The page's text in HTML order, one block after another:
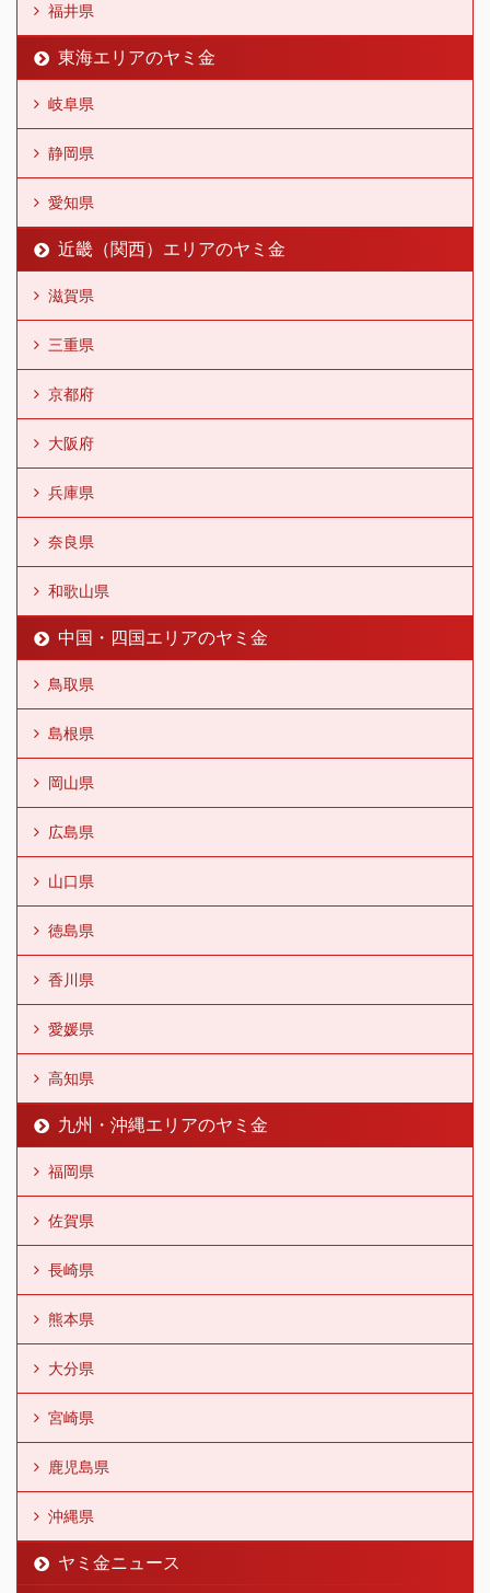
福井県
東海エリアのヤミ金
岐阜県
静岡県
愛知県
近畿（関西）エリアのヤミ金
滋賀県
三重県
京都府
大阪府
兵庫県
奈良県
和歌山県
中国・四国エリアのヤミ金
鳥取県
島根県
岡山県
広島県
山口県
徳島県
香川県
愛媛県
高知県
九州・沖縄エリアのヤミ金
福岡県
佐賀県
長崎県
熊本県
大分県
宮崎県
鹿児島県
沖縄県
ヤミ金ニュース